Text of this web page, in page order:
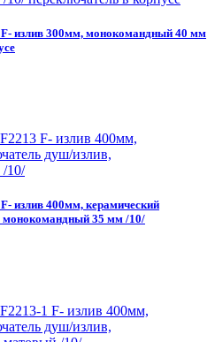
излив 300мм, монокомандный 40 мм
излив 400мм, керамический
монокомандный 35 мм /10/